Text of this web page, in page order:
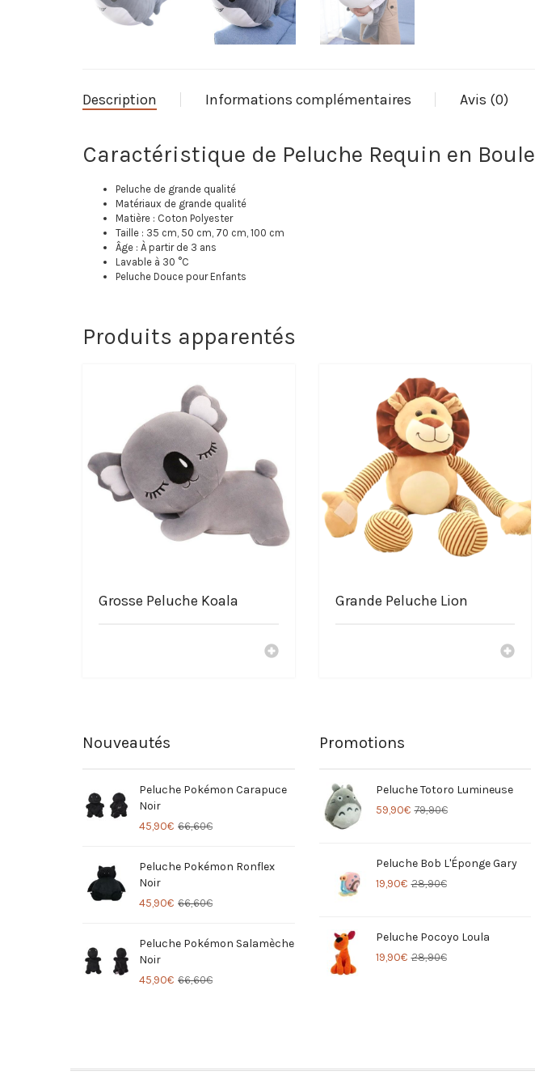
Description Informations complémentaires Avis (0)
Caractéristique de Peluche Requin en Boule
Peluche de grande qualité
Matériaux de grande qualité
Matière : Coton Polyester
Taille : 35 cm, 50 cm, 70 cm, 100 cm
Âge : À partir de 3 ans
Lavable à 30 °C
Peluche Douce pour Enfants
Produits apparentés
Grosse Peluche Koala Grande Peluche Lion
Nouveautés
Peluche Pokémon Carapuce
Noir
66,60€
45,90€
Peluche Pokémon Ronflex
Noir
66,60€
45,90€
Peluche Pokémon Salamèche
Noir
66,60€
45,90€
Promotions
Peluche Totoro Lumineuse
79,90€
59,90€
Peluche Bob L'Éponge Gary
28,90€
19,90€
Peluche Pocoyo Loula
28,90€
19,90€